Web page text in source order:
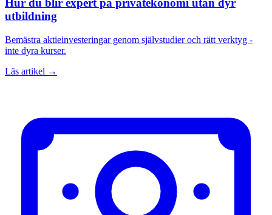
Hur du blir expert på privatekonomi utan dyr
utbildning
Bemästra aktieinvesteringar genom självstudier och rätt verktyg -
inte dyra kurser.
Läs artikel →